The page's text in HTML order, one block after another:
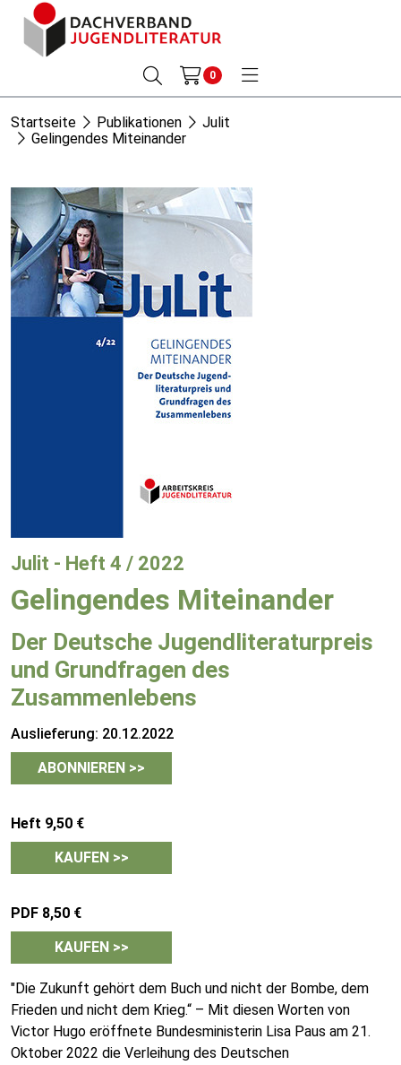
0
Startseite Publikationen
Julit
Gelingendes Miteinander
Julit - Heft 4 / 2022
Gelingendes Miteinander
Der Deutsche Jugendliteraturpreis
und Grundfragen des
Zusammenlebens
Auslieferung: 20.12.2022
ABONNIEREN >>
Heft 9,50 €
KAUFEN >>
PDF 8,50 €
KAUFEN >>
"Die Zukunft gehört dem Buch und nicht der Bombe, dem
Frieden und nicht dem Krieg.“ – Mit diesen Worten von
Victor Hugo eröffnete Bundesministerin Lisa Paus am 21.
Oktober 2022 die Verleihung des Deutschen